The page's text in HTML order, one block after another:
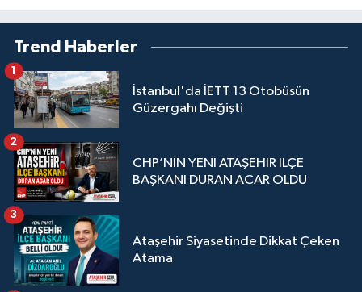
Trend Haberler
İstanbul'da İETT 13 Otobüsün
Güzergahı Değişti
1
CHP’NİN YENİ ATAŞEHİR İLÇE
BAŞKANI DURAN ACAR OLDU
2
Ataşehir Siyasetinde Dikkat Çeken
Atama
3